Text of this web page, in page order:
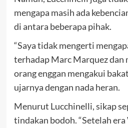
mengapa masih ada
di antara beberapa pihak.
“Saya tidak mengerti
terhadap Marc Marquez dan
orang enggan mengakui
ujarnya dengan nada heran.
Menurut Lucchinelli, sikap
tindakan bodoh. “Setelah